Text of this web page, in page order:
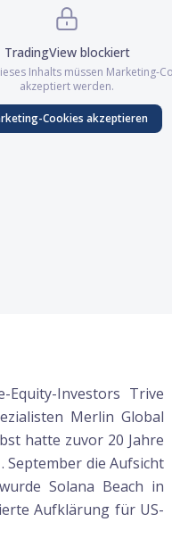
TradingViewblockiert
Inhalts müssen Marketing-
akzeptiert werden.
-Cookies akzeptieren
Equity-Investors Trive
Merlin Global
hatte zuvor 20 Jahre
September die Aufsicht
Solana Beach in
Aufklärung für US-